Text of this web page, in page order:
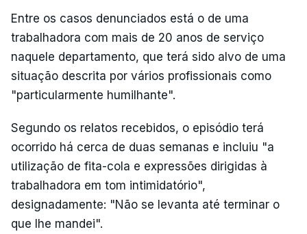
Entre os casos denunciados está o de uma
trabalhadora com mais de 20 anos de serviço
naquele departamento, que terá sido alvo de uma
situação descrita por vários profissionais como
"particularmente humilhante".
Segundo os relatos recebidos, o episódio terá
ocorrido há cerca de duas semanas e incluiu "a
utilização de fita-cola e expressões dirigidas à
trabalhadora em tom intimidatório",
designadamente: "Não se levanta até terminar o
que lhe mandei".